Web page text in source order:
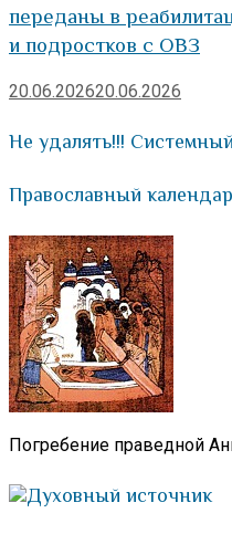
переданы в
и подростков с ОВЗ
20.06.202620.06.2026
Не удалять!!! Системный
Православный
Погребение праведной
Духовный источник